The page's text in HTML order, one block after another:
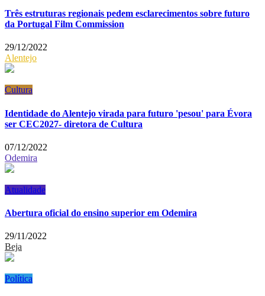
Três estruturas regionais pedem esclarecimentos sobre futuro
da Portugal Film Commission
29/12/2022
Alentejo
Cultura
Identidade do Alentejo virada para futuro 'pesou' para Évora
ser CEC2027- diretora de Cultura
07/12/2022
Odemira
Atualidade
Abertura oficial do ensino superior em Odemira
29/11/2022
Beja
Política